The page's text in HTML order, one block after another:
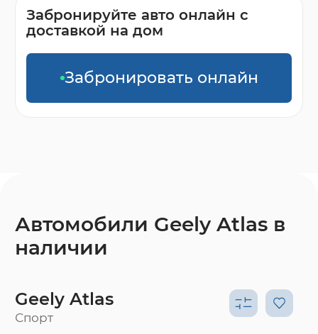
Забронируйте авто онлайн с
доставкой на дом
Забронировать онлайн
Автомобили Geely Atlas в
наличии
Geely Atlas
Спорт